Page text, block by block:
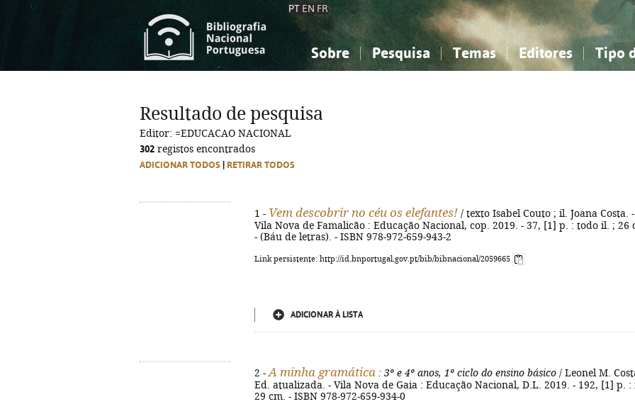
PT EN FR
Sobre Pesquisa Temas
Ciências sociais...
Editores Tipo
Ciências sociais...
Resultado de pesquisa
Editor: =EDUCACAO NACIONAL
302 registos encontrados
ADICIONAR TODOS RETIRAR TODOS
1 - Vem descobrir no céu os elefantes! / texto Isabel Couto ; il. Joana Costa. -
Vila Nova de Famalicão : Educação Nacional, cop. 2019. - 37, [1] p. : todo il. ; 26
- (Báu de letras). - ISBN 978-972-659-943-2
Link persistente: http://id.bnportugal.gov.pt/bib/bibnacional/2059665
ADICIONAR À LISTA
2 - A minha gramática : 3º e 4º anos, 1º ciclo do ensino básico / Leonel M.
Ed. atualizada. - Vila Nova de Gaia : Educação Nacional, D.L. 2019. - 192, [1] p. :
29 cm. - ISBN 978-972-659-934-0